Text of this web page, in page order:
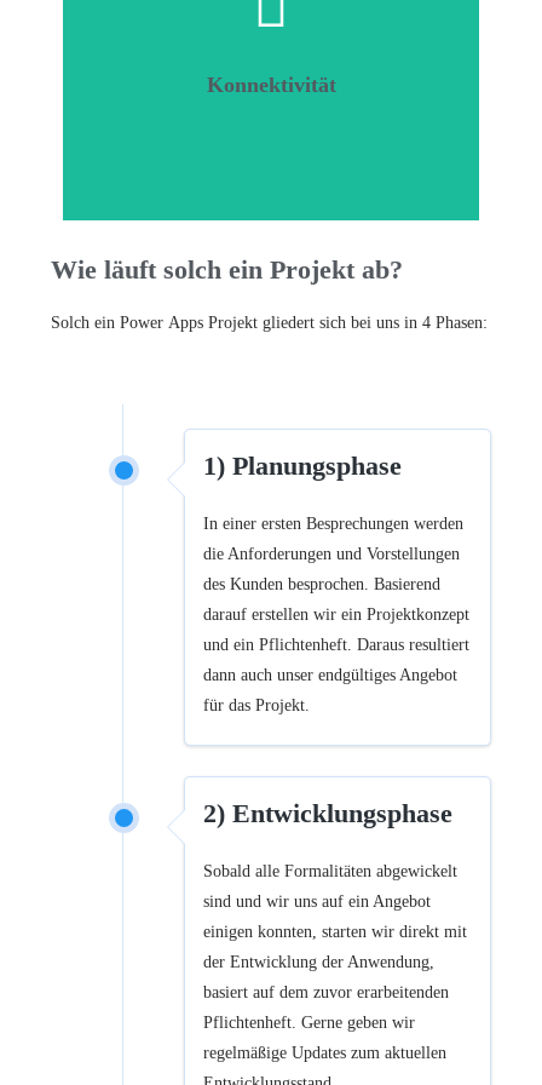
Konnektivität
Wie läuft solch ein Projekt ab?
Solch ein Power Apps Projekt gliedert sich bei uns in 4 Phasen:
1) Planungsphase
In einer ersten Besprechungen werden
die Anforderungen und Vorstellungen
des Kunden besprochen. Basierend
darauf erstellen wir ein Projektkonzept
und ein Pflichtenheft. Daraus resultiert
dann auch unser endgültiges Angebot
für das Projekt.
2) Entwicklungsphase
Sobald alle Formalitäten abgewickelt
sind und wir uns auf ein Angebot
einigen konnten, starten wir direkt mit
der Entwicklung der Anwendung,
basiert auf dem zuvor erarbeitenden
Pflichtenheft. Gerne geben wir
regelmäßige Updates zum aktuellen